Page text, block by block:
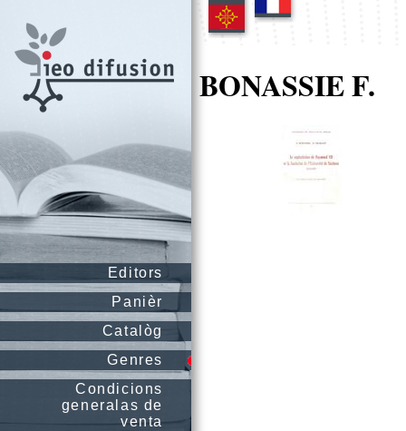
Editors
Panièr
Catalòg
Genres
Condicions
generalas de
venta
BONASSIE F.